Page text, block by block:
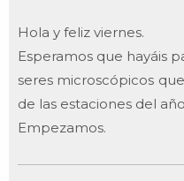
Hola y feliz viernes.
Esperamos que hayáis
seres microscópicos
de las estaciones del
Empezamos.
18 de